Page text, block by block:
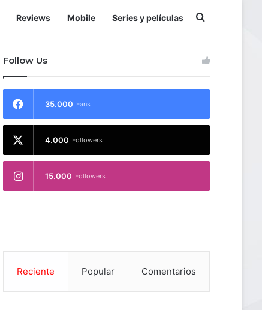
Reviews Mobile Series y películas
Follow Us
35.000 Fans
4.000 Followers
15.000 Followers
Reciente Popular Comentarios